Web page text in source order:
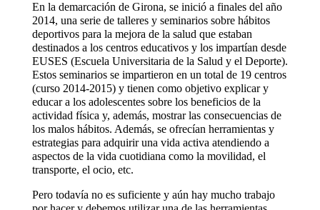
En la demarcación de Girona, se inició a finales del año
2014, una serie de talleres y seminarios sobre hábitos
deportivos para la mejora de la salud que estaban
destinados a los centros educativos y los impartían desde
EUSES (Escuela Universitaria de la Salud y el Deporte).
Estos seminarios se impartieron en un total de 19 centros
(curso 2014-2015) y tienen como objetivo explicar y
educar a los adolescentes sobre los beneficios de la
actividad física y, además, mostrar las consecuencias de
los malos hábitos. Además, se ofrecían herramientas y
estrategias para adquirir una vida activa atendiendo a
aspectos de la vida cuotidiana como la movilidad, el
transporte, el ocio, etc.
Pero todavía no es suficiente y aún hay mucho trabajo